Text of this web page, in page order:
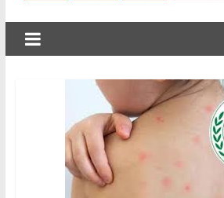
abcnewsbd